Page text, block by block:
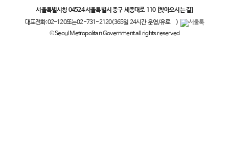
서울특별시청 04524 서울특별시 중구 세종대로 110 [찾아오시는 길]
대표전화:02-120또는02-731-2120(365일 24시간 운영/유료
)
© Seoul Metropolitan Government all rights reserved